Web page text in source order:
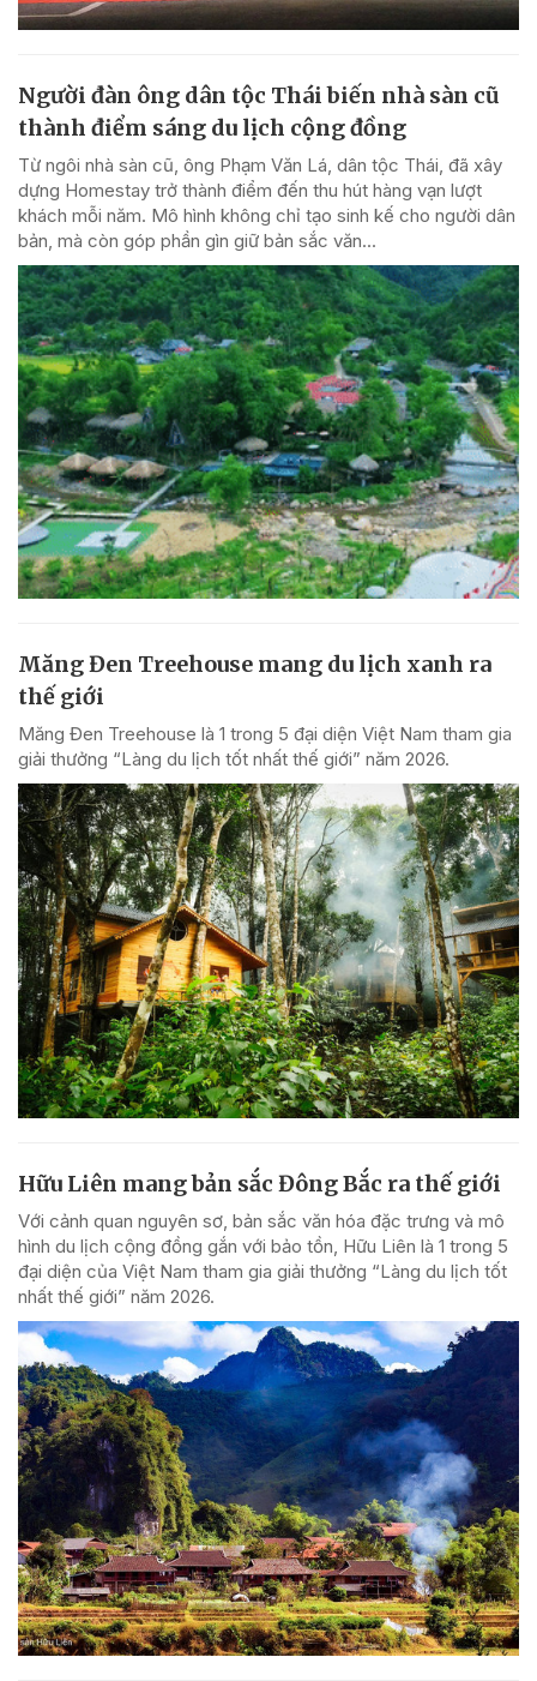
Người đàn ông dân tộc Thái biến nhà sàn cũ
thành điểm sáng du lịch cộng đồng
Từ ngôi nhà sàn cũ, ông Phạm Văn Lá, dân tộc Thái, đã xây
dựng Homestay trở thành điểm đến thu hút hàng vạn lượt
khách mỗi năm. Mô hình không chỉ tạo sinh kế cho người dân
bản, mà còn góp phần gìn giữ bản sắc văn...
Măng Đen Treehouse mang du lịch xanh ra
thế giới
Măng Đen Treehouse là 1 trong 5 đại diện Việt Nam tham gia
giải thưởng “Làng du lịch tốt nhất thế giới” năm 2026.
Hữu Liên mang bản sắc Đông Bắc ra thế giới
Với cảnh quan nguyên sơ, bản sắc văn hóa đặc trưng và mô
hình du lịch cộng đồng gắn với bảo tồn, Hữu Liên là 1 trong 5
đại diện của Việt Nam tham gia giải thưởng “Làng du lịch tốt
nhất thế giới” năm 2026.